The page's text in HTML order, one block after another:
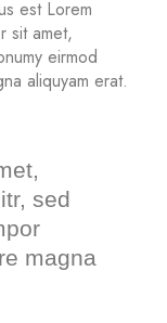
est Lorem
sit amet,
eirmod
aliquyam erat.
sed
magna